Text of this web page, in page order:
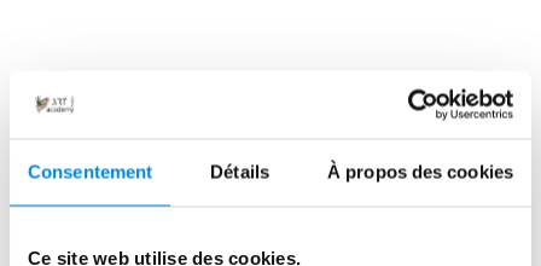
Consentement Détails À propos des cookies
Ce site web utilise des cookies.
Peindre en voyage est une excellente
idée et j’espère vous avoir donné envie
seulement le nécessaire) pour continuer